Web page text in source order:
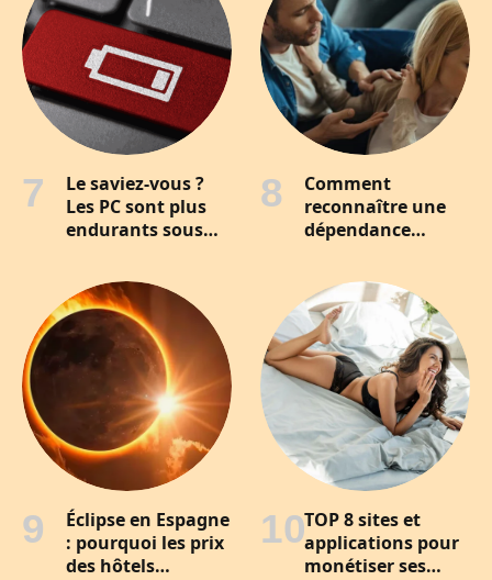
Le saviez-vous ?
Les PC sont plus
endurants sous
Windows
Comment
reconnaître une
dépendance
silencieuse ?
Éclipse en Espagne
: pourquoi les prix
des hôtels
TOP 8 sites et
applications pour
monétiser ses